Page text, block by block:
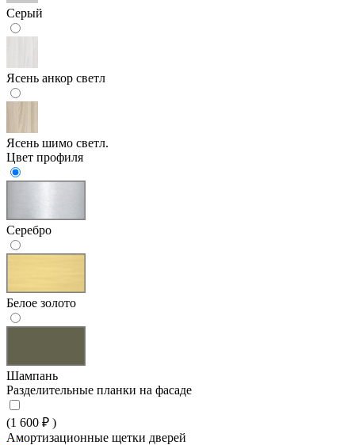
Серый
Ясень анкор светл
Ясень шимо светл.
Цвет профиля
Серебро
Белое золото
Шампань
Разделительные планки на фасаде
(1 600 ₽ )
Амортизационные щетки дверей